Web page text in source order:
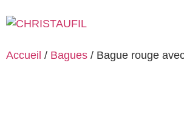
Accueil / Bagues / Bague rouge